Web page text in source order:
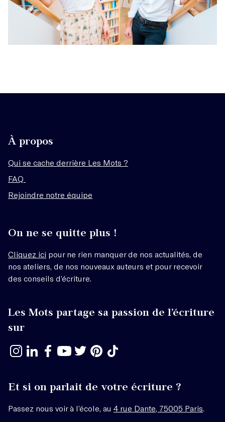
À propos
Qui se cache derrière Les Mots ?
FAQ
Rejoindre notre équipe
On ne se quitte plus !
Cliquez ici pour ne rien manquer de nos actualités, de
nos ateliers, de nos nouveaux auteurs et pour recevoir
des conseils d’écriture.
Les Mots partage sa passion de l’écriture
sur
Et si on parlait de votre écriture ?
Passez nous voir à l’école, au 4 rue Dante, 75005 Paris